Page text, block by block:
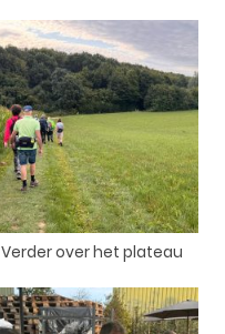
Verder over het plateau